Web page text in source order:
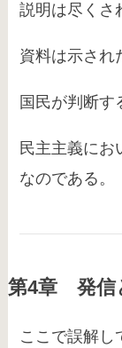
説明は尽くさ
資料は示され
国民が判断す
民主主義にお
なのである。
第4章 発信
ここで誤解し